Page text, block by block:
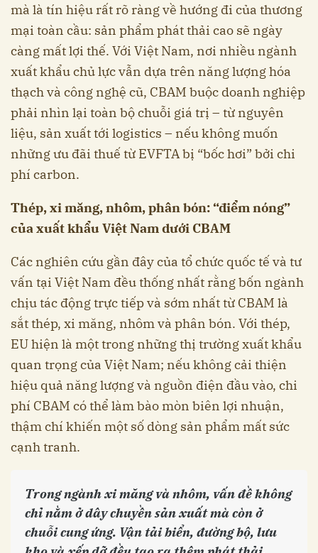
mà là tín hiệu rất rõ ràng về hướng đi của thương
mại toàn cầu: sản phẩm phát thải cao sẽ ngày
càng mất lợi thế. Với Việt Nam, nơi nhiều ngành
xuất khẩu chủ lực vẫn dựa trên năng lượng hóa
thạch và công nghệ cũ, CBAM buộc doanh nghiệp
phải nhìn lại toàn bộ chuỗi giá trị – từ nguyên
liệu, sản xuất tới logistics – nếu không muốn
những ưu đãi thuế từ EVFTA bị “bốc hơi” bởi chi
phí carbon.
Thép, xi măng, nhôm, phân bón: “điểm nóng”
của xuất khẩu Việt Nam dưới CBAM
Các nghiên cứu gần đây của tổ chức quốc tế và tư
vấn tại Việt Nam đều thống nhất rằng bốn ngành
chịu tác động trực tiếp và sớm nhất từ CBAM là
sắt thép, xi măng, nhôm và phân bón. Với thép,
EU hiện là một trong những thị trường xuất khẩu
quan trọng của Việt Nam; nếu không cải thiện
hiệu quả năng lượng và nguồn điện đầu vào, chi
phí CBAM có thể làm bào mòn biên lợi nhuận,
thậm chí khiến một số dòng sản phẩm mất sức
cạnh tranh.
Trong ngành xi măng và nhôm, vấn đề không
chỉ nằm ở dây chuyền sản xuất mà còn ở
chuỗi cung ứng. Vận tải biển, đường bộ, lưu